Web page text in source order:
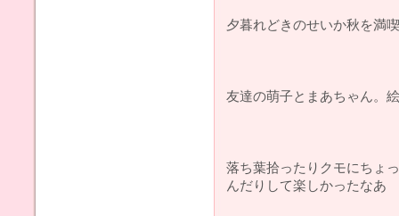
夕暮れどきのせいか秋を満
友達の萌子とまあちゃん。
落ち葉拾ったりクモにちょ
んだりして楽しかったなあ